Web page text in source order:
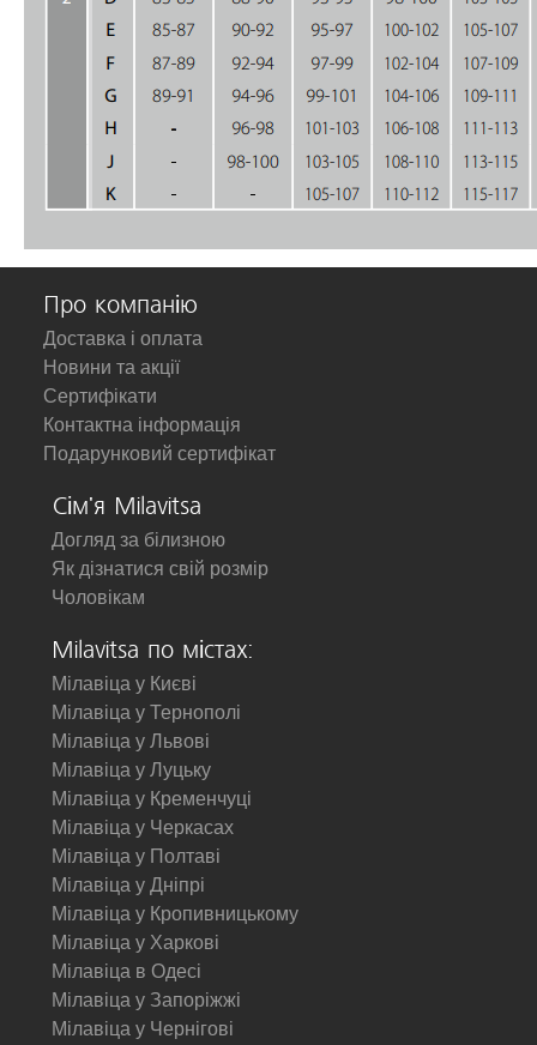
Про компанію
Доставка і оплата
Новини та акції
Сертифікати
Контактна інформація
Подарунковий сертифікат
Сім'я Milavitsa
Догляд за білизною
Як дізнатися свій розмір
Чоловікам
Milavitsa по містах:
Мілавіца у Києві
Мілавіца у Тернополі
Мілавіца у Львові
Мілавіца у Луцьку
Мілавіца у Кременчуці
Мілавіца у Черкасах
Мілавіца у Полтаві
Мілавіца у Дніпрі
Мілавіца у Кропивницькому
Мілавіца у Харкові
Мілавіца в Одесі
Мілавіца у Запоріжжі
Мілавіца у Чернігові